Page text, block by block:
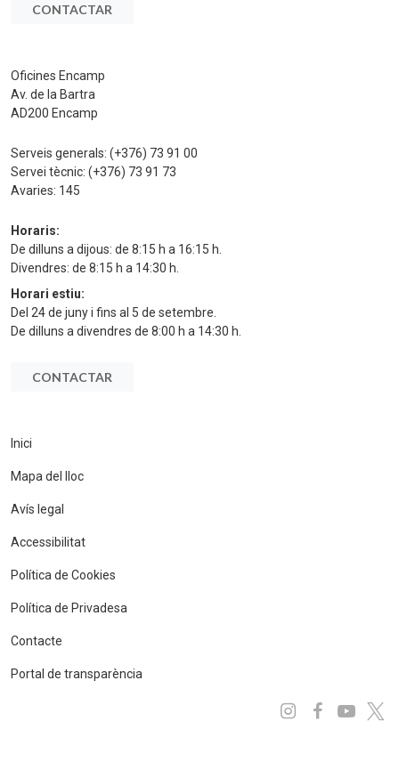
CONTACTAR
Oficines Encamp
Av. de la Bartra
AD200 Encamp
Serveis generals: (+376) 73 91 00
Servei tècnic: (+376) 73 91 73
Avaries: 145
Horaris:
De dilluns a dijous: de 8:15 h a 16:15 h.
Divendres: de 8:15 h a 14:30 h.
Horari estiu:
Del 24 de juny i fins al 5 de setembre.
De dilluns a divendres de 8:00 h a 14:30 h.
CONTACTAR
Inici
Mapa del lloc
Avís legal
Accessibilitat
Política de Cookies
Política de Privadesa
Contacte
Portal de transparència
Instagram